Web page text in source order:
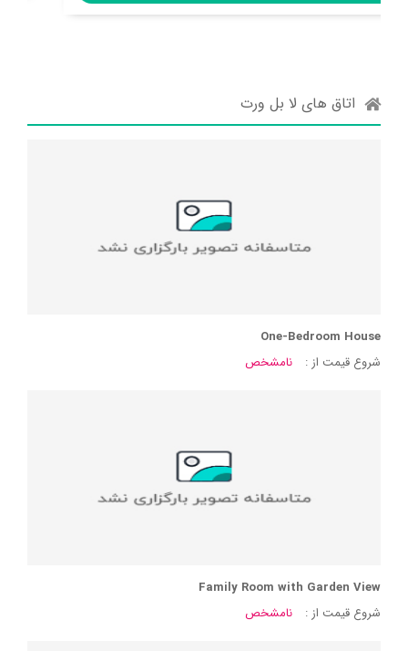
اتاق های لا بل ورت
One-Bedroom House
شروع قیمت از :
نامشخص
Family Room with Garden View
شروع قیمت از :
نامشخص